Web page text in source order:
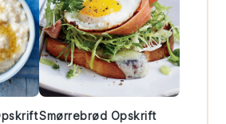
Smørrebrød Opskrift